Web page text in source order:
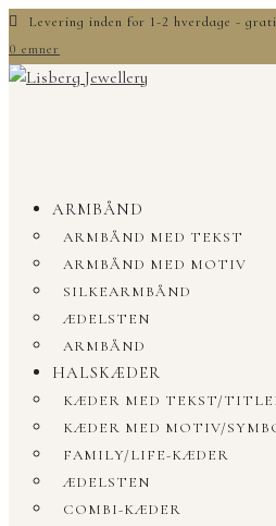
Levering inden for 1-2 hverdage -
0 emner
ARMBÅND
ARMBÅND MED TEKST
ARMBÅND MED MOTIV
SILKEARMBÅND
ÆDELSTEN
ARMBÅND
HALSKÆDER
KÆDER MED TEKST/
KÆDER MED MOTIV/
FAMILY/LIFE-KÆDER
ÆDELSTEN
COMBI-KÆDER